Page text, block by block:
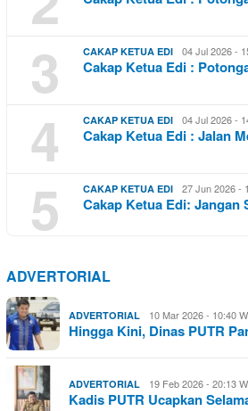
3 CAKAP KETUA EDI 04 Jul 2026 -
Cakap Ketua Edi :
4 CAKAP KETUA EDI 04 Jul 2026 -
Cakap Ketua Edi : Jalan
5 CAKAP KETUA EDI 27 Jun 2026 -
Cakap Ketua Edi:
ADVERTORIAL
ADVERTORIAL 10 Mar 2026 - 10:40
Hingga Kini, Dinas PUTR
ADVERTORIAL 19 Feb 2026 - 20:13
Kadis PUTR Ucapkan